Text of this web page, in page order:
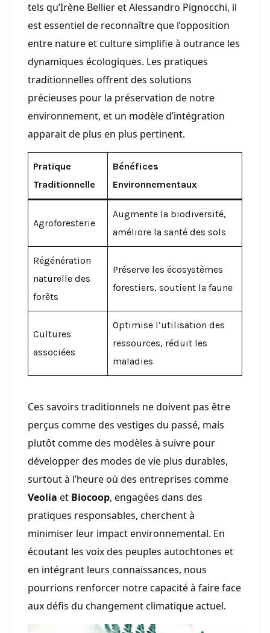
tels qu’Irène Bellier et Alessandro Pignocchi, il
est essentiel de reconnaître que l’opposition
entre nature et culture simplifie à outrance les
dynamiques écologiques. Les pratiques
traditionnelles offrent des solutions
précieuses pour la préservation de notre
environnement, et un modèle d’intégration
apparait de plus en plus pertinent.
Pratique
Traditionnelle
Bénéfices
Environnementaux
Agroforesterie
Augmente la biodiversité,
améliore la santé des sols
Régénération
naturelle des
forêts
Préserve les écosystèmes
forestiers, soutient la faune
Cultures
associées
Optimise l’utilisation des
ressources, réduit les
maladies
Ces savoirs traditionnels ne doivent pas être
perçus comme des vestiges du passé, mais
plutôt comme des modèles à suivre pour
développer des modes de vie plus durables,
surtout à l’heure où des entreprises comme
Veolia et Biocoop, engagées dans des
pratiques responsables, cherchent à
minimiser leur impact environnemental. En
écoutant les voix des peuples autochtones et
en intégrant leurs connaissances, nous
pourrions renforcer notre capacité à faire face
aux défis du changement climatique actuel.